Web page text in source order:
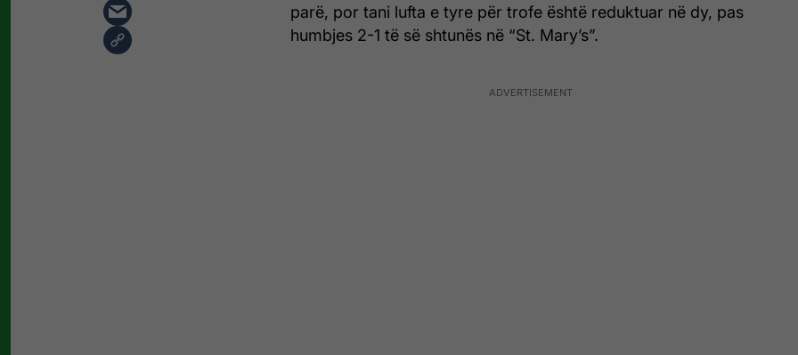
parë, por tani lufta e tyre për trofe është reduktuar në dy, pas
humbjes 2-1 të së shtunës në “St. Mary’s”.